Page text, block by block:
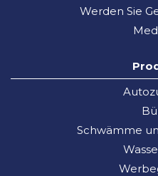
Werden Sie
Schwämme